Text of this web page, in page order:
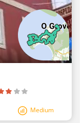
Medium